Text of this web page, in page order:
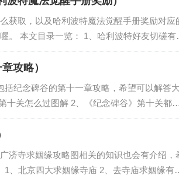
获取，以及哈利波特魔法觉醒手册奖励对应
。 本文目录一览： 1、哈利波特好友切磋有
前翻动的章是什么 4、哈利波特决斗铭牌有
攻略）
纪念碑谷的第十一章攻略，希望可以解答大
十关怎么过图解 2、《纪念碑谷》第十关都有
谷第十关 5、纪念碑谷第十章怎么过 第十
济寺求姻缘攻略图相关的知识也会有介绍，
、北京四大求姻缘寺庙 2、去寺庙求姻缘有